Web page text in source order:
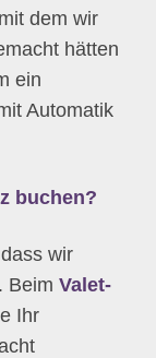
dem wir
hätten
ein
Automatik
buchen?
wir
Beim Valet-
Ihr